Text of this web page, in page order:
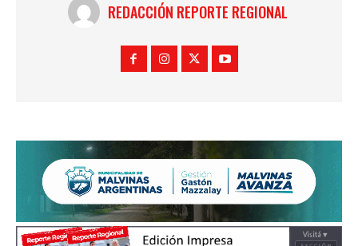
REDACCIÓN REPORTE REGIONAL